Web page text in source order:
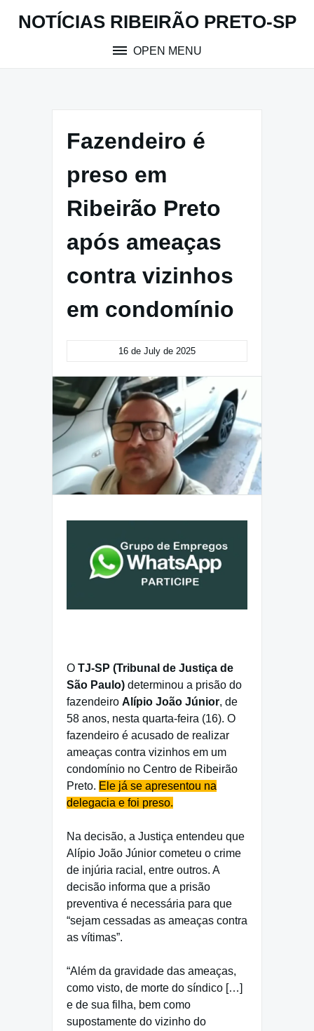
NOTÍCIAS RIBEIRÃO PRETO-SP
OPEN MENU
Fazendeiro é
preso em
Ribeirão Preto
após ameaças
contra vizinhos
em condomínio
16 de July de 2025
O TJ-SP (Tribunal de Justiça de
São Paulo) determinou a prisão do
fazendeiro Alípio João Júnior, de
58 anos, nesta quarta-feira (16). O
fazendeiro é acusado de realizar
ameaças contra vizinhos em um
condomínio no Centro de Ribeirão
Preto. Ele já se apresentou na
delegacia e foi preso.
Na decisão, a Justiça entendeu que
Alípio João Júnior cometeu o crime
de injúria racial, entre outros. A
decisão informa que a prisão
preventiva é necessária para que
“sejam cessadas as ameaças contra
as vítimas”.
“Além da gravidade das ameaças,
como visto, de morte do síndico […]
e de sua filha, bem como
supostamente do vizinho do